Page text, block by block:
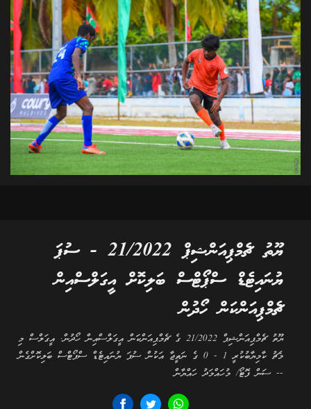
ޔޫތު ޗެމްޕިއަންޝިޕް 21/2022 - ސުޕަ
ޔުނައިޓެޑް ސްޕޯޓްސް ބަލިކޮށް އީގަލްސްއިން
ޗެމްޕިއަންކަން ހޯދުން
ޔޫތު ޗެމްޕިއަންޝިޕް 21/2022 ގެ ޗެމްޕިއަންކަން އީގަލްސްއިން ހޯދުން. އީގަލްސް މި
މެޗު ކާމިޔާބުކުރީ 1 - 0 ގެ ނަތީޖާ އަކުން ސުޕަ ޔުނައިޓެޑް ސްޕޯޓްސް ބަލިކޮށްގެން
-- ސަން ފޮޓޯ/ މުހައްމަދު ހައްޔާން